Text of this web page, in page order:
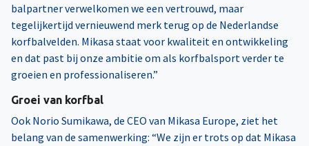
balpartner verwelkomen we een vertrouwd, maar
tegelijkertijd vernieuwend merk terug op de Nederlandse
korfbalvelden. Mikasa staat voor kwaliteit en ontwikkeling
en dat past bij onze ambitie om als korfbalsport verder te
groeien en professionaliseren.”
Groei van korfbal
Ook Norio Sumikawa, de CEO van Mikasa Europe, ziet het
belang van de samenwerking: “We zijn er trots op dat Mikasa